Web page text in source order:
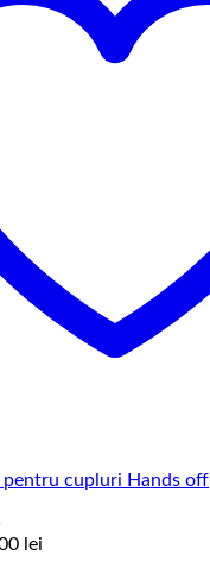
pentru cupluri Hands off
lei